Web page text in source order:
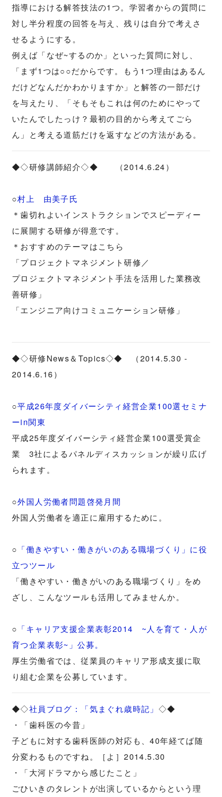
指導における解答技法の1つ。学習者からの質問に
対し半分程度の回答を与え、残りは自分で考えさ
せるようにする。
例えば「なぜ~するのか」といった質問に対し、
「まず1つは○○だからです。もう1つ理由はあるん
だけどなんだかわかりますか」と解答の一部だけ
を与えたり、「そもそもこれは何のためにやって
いたんでしたっけ？最初の目的から考えてごら
ん」と考える道筋だけを返すなどの方法がある。
◆◇研修講師紹介◇◆ （2014.6.24）
○村上 由美子氏
＊歯切れよいインストラクションでスピーディー
に展開する研修が得意です。
＊おすすめのテーマはこちら
「プロジェクトマネジメント研修／
プロジェクトマネジメント手法を活用した業務改
善研修」
「エンジニア向けコミュニケーション研修」
◆◇研修News＆Topics◇◆ （2014.5.30 -
2014.6.16）
○平成26年度ダイバーシティ経営企業100選セミナ
ーin関東
平成25年度ダイバーシティ経営企業100選受賞企
業 3社によるパネルディスカッションが繰り広げ
られます。
○外国人労働者問題啓発月間
外国人労働者を適正に雇用するために。
○ 「働きやすい・働きがいのある職場づくり」に役
立つツール
「働きやすい・働きがいのある職場づくり」をめ
ざし、こんなツールも活用してみませんか。
○ 「キャリア支援企業表彰2014 ~人を育て・人が
育つ企業表彰~」公募。
厚生労働省では、従業員のキャリア形成支援に取
り組む企業を公募しています。
◆◇社員ブログ：「気まぐれ歳時記」 ◇◆
・「歯科医の今昔」
子どもに対する歯科医師の対応も、40年経てば随
分変わるものですね。［よ］2014.5.30
・「大河ドラマから感じたこと」
ごひいきのタレントが出演しているからという理